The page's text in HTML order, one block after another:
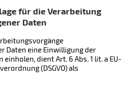
für die Verarbeitung
Daten
Daten eine Einwilligung der
dient Art. 6 Abs. 1 lit. a EU-
(DSGVO) als